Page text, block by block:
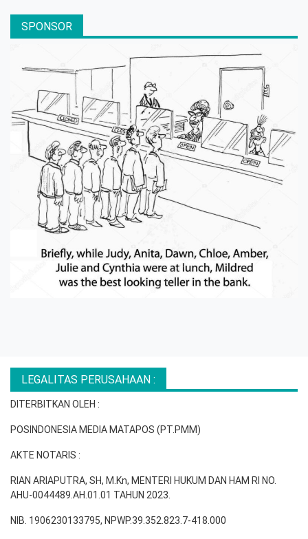
SPONSOR
LEGALITAS PERUSAHAAN :
DITERBITKAN OLEH :
POSINDONESIA MEDIA MATAPOS (PT.PMM)
AKTE NOTARIS :
RIAN ARIAPUTRA, SH, M.Kn, MENTERI HUKUM DAN HAM RI NO.
AHU-0044489.AH.01.01 TAHUN 2023.
NIB. 1906230133795, NPWP.39.352.823.7-418.000